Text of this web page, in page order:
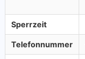
Sperrzeit
Telefonnummer